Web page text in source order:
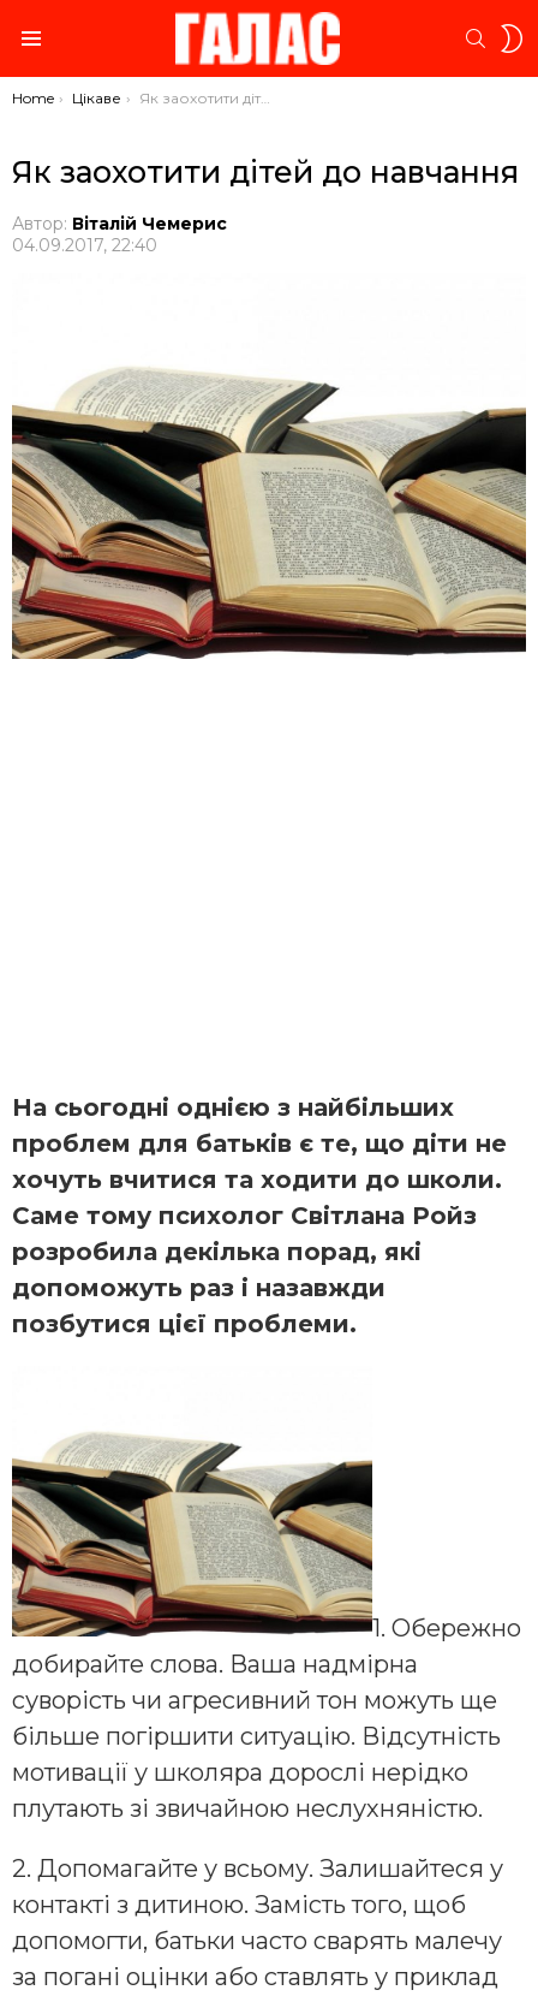
You are here:
Home Цікаве Як заохотити дітей до навчання
Як заохотити дітей до навчання
Автор: Віталій Чемерис
04.09.2017, 22:40
На сьогодні однією з найбільших
проблем для батьків є те, що діти не
хочуть вчитися та ходити до школи.
Саме тому психолог Світлана Ройз
розробила декілька порад, які
допоможуть раз і назавжди
позбутися цієї проблеми.
1. Обережно
добирайте слова. Ваша надмірна
суворість чи агресивний тон можуть ще
більше погіршити ситуацію. Відсутність
мотивації у школяра дорослі нерідко
плутають зі звичайною неслухняністю.
2. Допомагайте у всьому. Залишайтеся у
контакті з дитиною. Замість того, щоб
допомогти, батьки часто сварять малечу
за погані оцінки або ставлять у приклад